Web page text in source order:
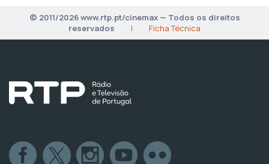
© 2011/2026 www.rtp.pt/cinemax — Todos os direitos
reservados
| Ficha Técnica